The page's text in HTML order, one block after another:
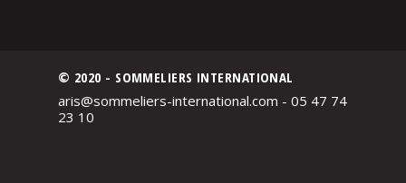
© 2020 - SOMMELIERS INTERNATIONAL
aris@sommeliers-international.com - 05 47 74
23 10